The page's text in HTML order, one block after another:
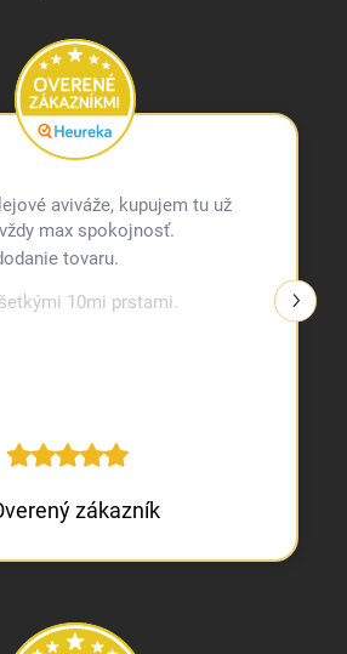
aviváže, kupujem tu už
max spokojnosť.
tovaru.
10mi prstami.
zákazník